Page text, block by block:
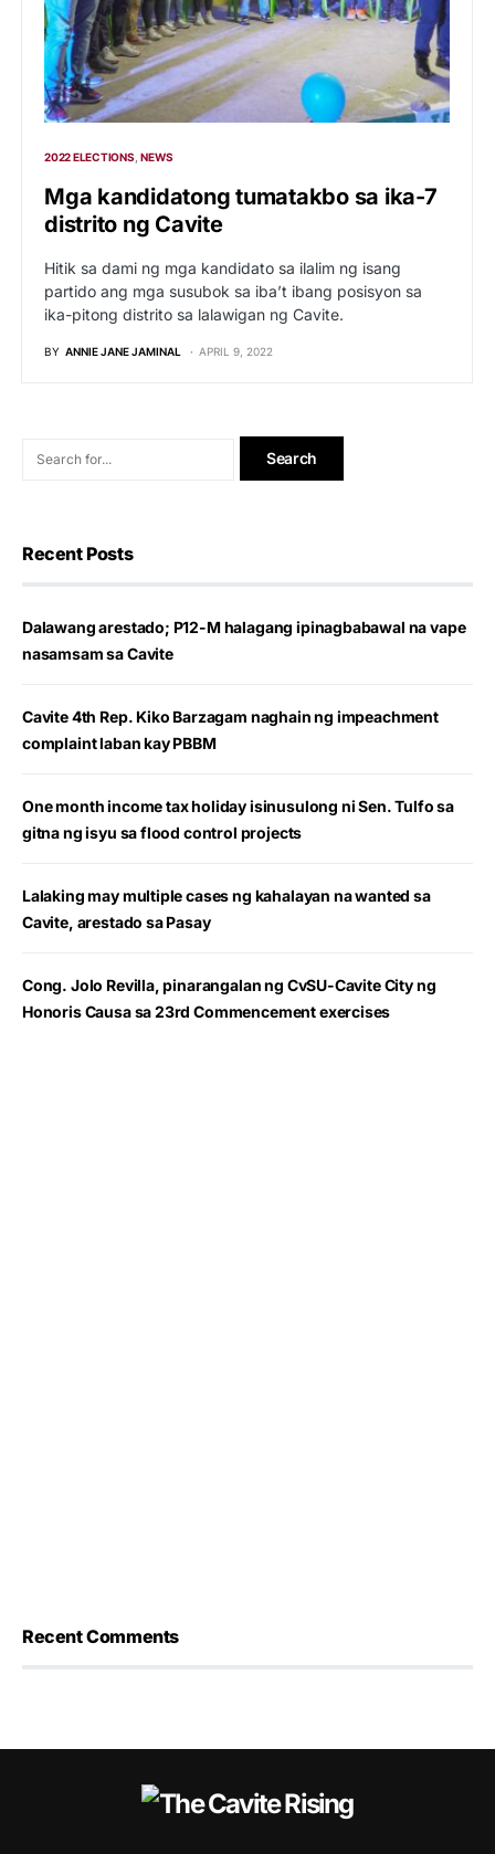
2022 ELECTIONS NEWS
Mga kandidatong tumatakbo sa ika-7
distrito ng Cavite
Hitik sa dami ng mga kandidato sa ilalim ng isang
partido ang mga susubok sa iba’t ibang posisyon sa
ika-pitong distrito sa lalawigan ng Cavite.
BY ANNIE JANE JAMINAL APRIL 9, 2022
Recent Posts
Dalawang arestado; P12-M halagang ipinagbabawal na vape
nasamsam sa Cavite
Cavite 4th Rep. Kiko Barzagam naghain ng impeachment
complaint laban kay PBBM
One month income tax holiday isinusulong ni Sen. Tulfo sa
gitna ng isyu sa flood control projects
Lalaking may multiple cases ng kahalayan na wanted sa
Cavite, arestado sa Pasay
Cong. Jolo Revilla, pinarangalan ng CvSU-Cavite City ng
Honoris Causa sa 23rd Commencement exercises
Recent Comments